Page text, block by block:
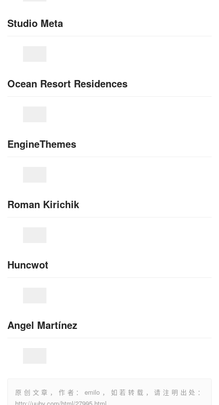
Studio Meta
Ocean Resort Residences
EngineThemes
Roman Kirichik
Huncwot
Angel Martínez
原创文章，作者：emilo，如若转载，请注明出处：